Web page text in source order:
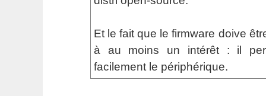
Et le fait que le firmware doive
à au moins un intérêt : il
facilement le périphérique.